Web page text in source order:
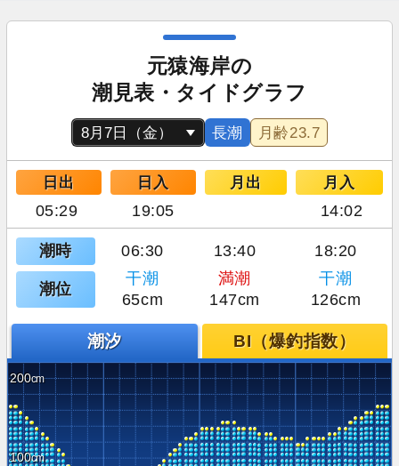
元猿海岸の
潮見表・タイドグラフ
長潮 月齢23.7
日出 日入 月出 月入
05:29 19:05 14:02
潮時 06:30 13:40 18:20
潮位
干潮 満潮
干潮
65cm
147cm 126cm
潮汐 BI（爆釣指数）
200
100